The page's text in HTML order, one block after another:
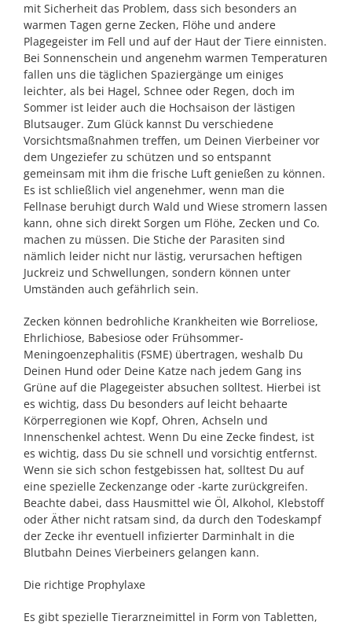
mit Sicherheit das Problem, dass sich besonders an
warmen Tagen gerne Zecken, Flöhe und andere
Plagegeister im Fell und auf der Haut der Tiere einnisten.
Bei Sonnenschein und angenehm warmen Temperaturen
fallen uns die täglichen Spaziergänge um einiges
leichter, als bei Hagel, Schnee oder Regen, doch im
Sommer ist leider auch die Hochsaison der lästigen
Blutsauger. Zum Glück kannst Du verschiedene
Vorsichtsmaßnahmen treffen, um Deinen Vierbeiner vor
dem Ungeziefer zu schützen und so entspannt
gemeinsam mit ihm die frische Luft genießen zu können.
Es ist schließlich viel angenehmer, wenn man die
Fellnase beruhigt durch Wald und Wiese stromern lassen
kann, ohne sich direkt Sorgen um Flöhe, Zecken und Co.
machen zu müssen. Die Stiche der Parasiten sind
nämlich leider nicht nur lästig, verursachen heftigen
Juckreiz und Schwellungen, sondern können unter
Umständen auch gefährlich sein.
Zecken können bedrohliche Krankheiten wie Borreliose,
Ehrlichiose, Babesiose oder Frühsommer­
Meningoenzephalitis (FSME) übertragen, weshalb Du
Deinen Hund oder Deine Katze nach jedem Gang ins
Grüne auf die Plagegeister absuchen solltest. Hierbei ist
es wichtig, dass Du besonders auf leicht behaarte
Körperregionen wie Kopf, Ohren, Achseln und
Innenschenkel achtest. Wenn Du eine Zecke findest, ist
es wichtig, dass Du sie schnell und vorsichtig entfernst.
Wenn sie sich schon festgebissen hat, solltest Du auf
eine spezielle Zeckenzange oder -karte zurückgreifen.
Beachte dabei, dass Hausmittel wie Öl, Alkohol, Klebstoff
oder Äther nicht ratsam sind, da durch den Todeskampf
der Zecke ihr eventuell infizierter Darminhalt in die
Blutbahn Deines Vierbeiners gelangen kann.
Die richtige Prophylaxe
Es gibt spezielle Tierarzneimittel in Form von Tabletten,